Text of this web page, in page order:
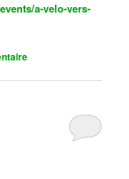
a-velo-vers-